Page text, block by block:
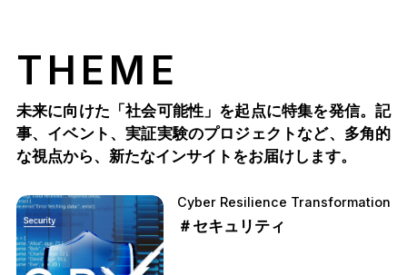
THEME
未来に向けた「社会可能性」を起点に特集を発信。記
事、イベント、実証実験のプロジェクトなど、多角的
な視点から、新たなインサイトをお届けします。
Cyber Resilience Transformation
＃セキュリティ